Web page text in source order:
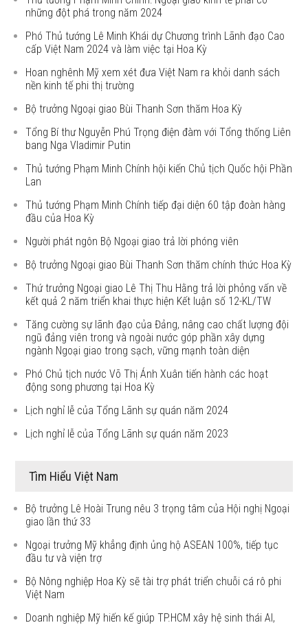
những đột phá trong năm 2024
Phó Thủ tướng Lê Minh Khái dự Chương trình Lãnh đạo Cao
cấp Việt Nam 2024 và làm việc tại Hoa Kỳ
Hoan nghênh Mỹ xem xét đưa Việt Nam ra khỏi danh sách
nền kinh tế phi thị trường
Bộ trưởng Ngoại giao Bùi Thanh Sơn thăm Hoa Kỳ
Tổng Bí thư Nguyễn Phú Trọng điện đàm với Tổng thống Liên
bang Nga Vladimir Putin
Thủ tướng Phạm Minh Chính hội kiến Chủ tịch Quốc hội Phần
Lan
Thủ tướng Phạm Minh Chính tiếp đại diện 60 tập đoàn hàng
đầu của Hoa Kỳ
Người phát ngôn Bộ Ngoại giao trả lời phóng viên
Bộ trưởng Ngoại giao Bùi Thanh Sơn thăm chính thức Hoa Kỳ
Thứ trưởng Ngoại giao Lê Thị Thu Hằng trả lời phỏng vấn về
kết quả 2 năm triển khai thực hiện Kết luận số 12-KL/TW
Tăng cường sự lãnh đạo của Đảng, nâng cao chất lượng đội
ngũ đảng viên trong và ngoài nước góp phần xây dựng
ngành Ngoại giao trong sạch, vững mạnh toàn diện
Phó Chủ tịch nước Võ Thị Ánh Xuân tiến hành các hoạt
động song phương tại Hoa Kỳ
Lịch nghỉ lễ của Tổng Lãnh sự quán năm 2024
Lịch nghỉ lễ của Tổng Lãnh sự quán năm 2023
Tìm Hiểu Việt Nam
Bộ trưởng Lê Hoài Trung nêu 3 trọng tâm của Hội nghị Ngoại
giao lần thứ 33
Ngoại trưởng Mỹ khẳng định ủng hộ ASEAN 100%, tiếp tục
đầu tư và viện trợ
Bộ Nông nghiệp Hoa Kỳ sẽ tài trợ phát triển chuỗi cá rô phi
Việt Nam
Doanh nghiệp Mỹ hiến kế giúp TP.HCM xây hệ sinh thái AI,